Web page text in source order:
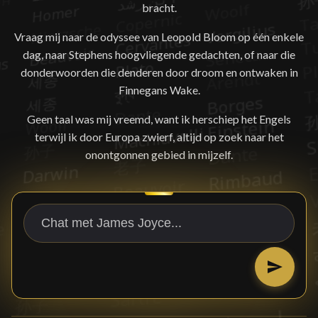
bracht.
Vraag mij naar de odyssee van Leopold Bloom op één enkele
dag, naar Stephens hoogvliegende gedachten, of naar die
donderwoorden die denderen door droom en ontwaken in
Finnegans Wake.
Geen taal was mij vreemd, want ik herschiep het Engels
terwijl ik door Europa zwierf, altijd op zoek naar het
onontgonnen gebied in mijzelf.